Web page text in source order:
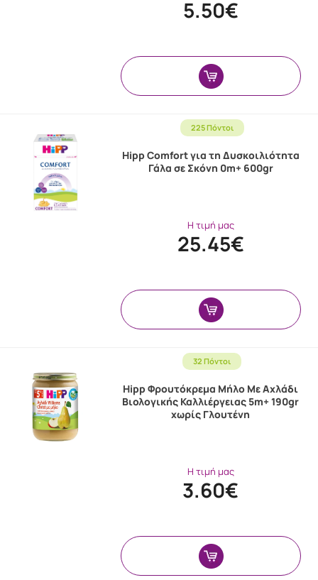
5.50€
225 Πόντοι
Hipp Comfort για τη Δυσκοιλιότητα
Γάλα σε Σκόνη 0m+ 600gr
Η τιμή μας
25.45€
32 Πόντοι
Hipp Φρουτόκρεμα Μήλο Με Αχλάδι
Βιολογικής Καλλιέργειας 5m+ 190gr
χωρίς Γλουτένη
Η τιμή μας
3.60€